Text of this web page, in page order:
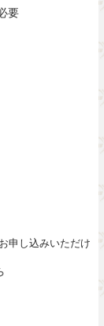
ットが必要
申し込みいただけ